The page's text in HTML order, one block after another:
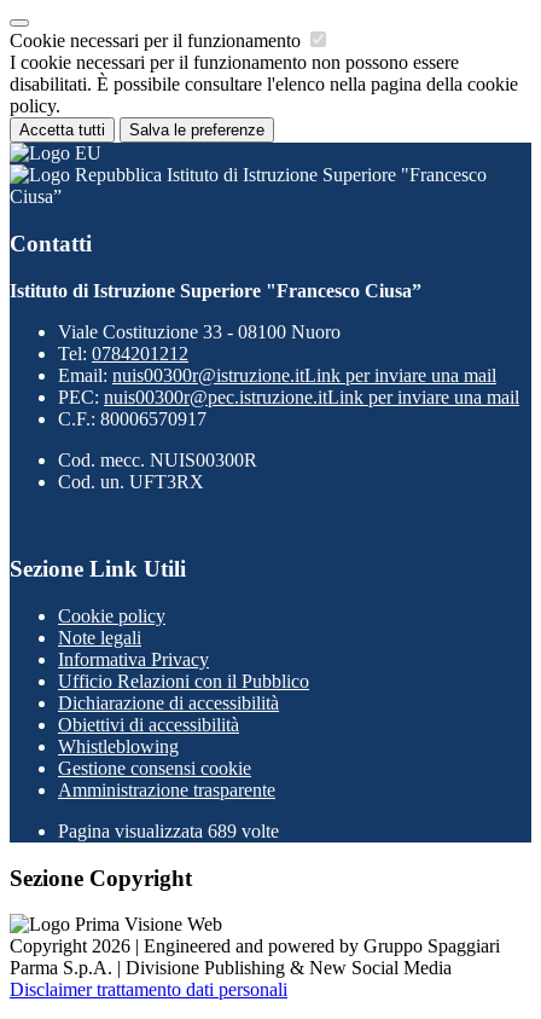
Cookie necessari per il funzionamento
I cookie necessari per il funzionamento non possono essere
disabilitati. È possibile consultare l'elenco nella pagina della cookie
policy.
Accetta tutti Salva le preferenze
Istituto di Istruzione Superiore "Francesco
Ciusa”
Contatti
Istituto di Istruzione Superiore "Francesco Ciusa”
Viale Costituzione 33 - 08100 Nuoro
Tel: 0784201212
Email: nuis00300r@istruzione.itLink per inviare una mail
PEC: nuis00300r@pec.istruzione.itLink per inviare una mail
C.F.: 80006570917
Cod. mecc. NUIS00300R
Cod. un. UFT3RX
Sezione Link Utili
Cookie policy
Note legali
Informativa Privacy
Ufficio Relazioni con il Pubblico
Dichiarazione di accessibilità
Obiettivi di accessibilità
Whistleblowing
Gestione consensi cookie
Amministrazione trasparente
Pagina visualizzata 689 volte
Sezione Copyright
Copyright 2026 | Engineered and powered by Gruppo Spaggiari
Parma S.p.A. | Divisione Publishing & New Social Media
Disclaimer trattamento dati personali